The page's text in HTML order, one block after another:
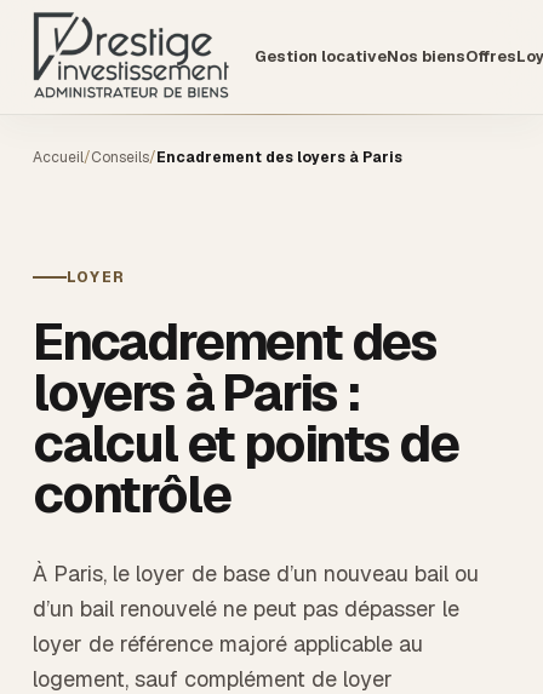
Gestion locativeNos biensOffres
Accueil/Conseils/Encadrement des loyers à Paris
LOYER
Encadrement des
loyers à Paris :
calcul et points de
contrôle
À Paris, le loyer de base d’un nouveau bail ou
d’un bail renouvelé ne peut pas dépasser le
loyer de référence majoré applicable au
logement, sauf complément de loyer